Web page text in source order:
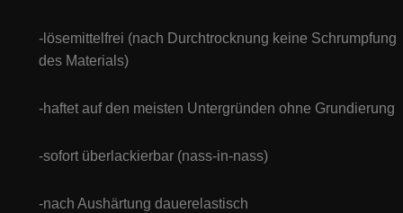
-lösemittelfrei (nach Durchtrocknung keine Schrumpfung
des Materials)
-haftet auf den meisten Untergründen ohne Grundierung
-sofort überlackierbar (nass-in-nass)
-nach Aushärtung dauerelastisch